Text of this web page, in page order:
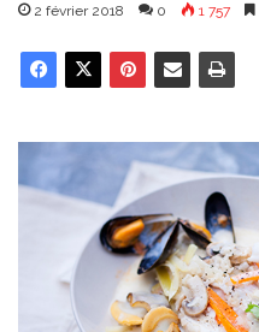
2 février 2018 0 1 757